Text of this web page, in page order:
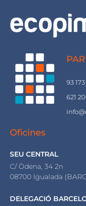
93
621
Oficines
SEU CENTRAL
C/ Òdena, 34 2n
08700 Igualada
DELEGACIÓ